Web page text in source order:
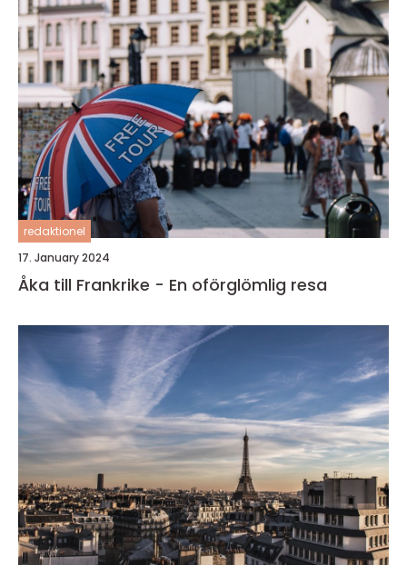
redaktionel
17. January 2024
Åka till Frankrike - En oförglömlig resa